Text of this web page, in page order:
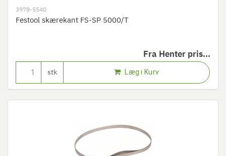
3978-5540
Festool skærekant FS-SP 5000/T
Fra Henter pris...
stk Læg i Kurv